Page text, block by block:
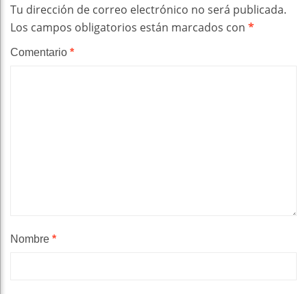
Tu dirección de correo electrónico no será publicada.
Los campos obligatorios están marcados con *
Comentario *
Nombre *